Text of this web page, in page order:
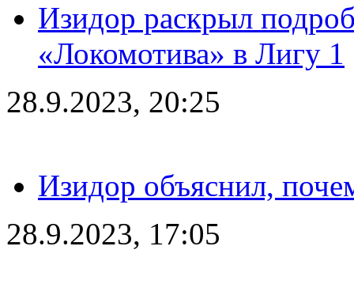
Изидор раскрыл
«Локомотива» в Лигу 1
28.9.2023, 20:25
Изидор объяснил,
28.9.2023, 17:05